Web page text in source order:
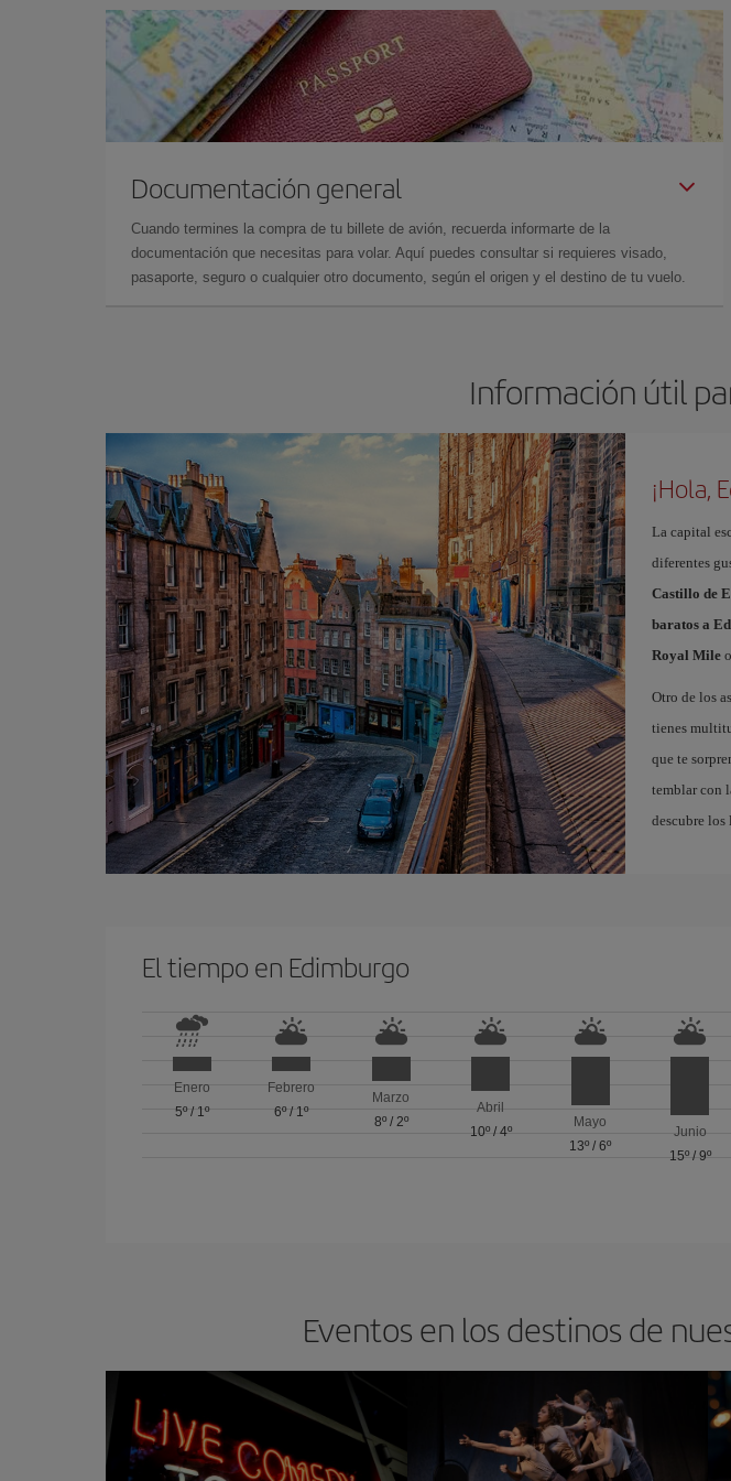
Documentación general
Cuando termines la compra de tu billete de avión, recuerda informarte de la
documentación que necesitas para volar. Aquí puedes consultar si requieres visado,
pasaporte, seguro o cualquier otro documento, según el origen y el destino de tu vuelo.
Información útil
¡Hola,
La capital
diferentes
Castillo de
baratos a
Royal Mile
Otro de los
tienes
que te
temblar con
descubre los
El tiempo en Edimburgo
Enero
5º/ 1º
Febrero
6º/ 1º
Marzo
8º/ 2º
Abril
10º/ 4º
Mayo
13º /6º
Junio
15º/ 9º
Eventos en los destinos de